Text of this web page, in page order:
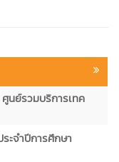
นย์รวมบริการเทค
ะจำปีการศึกษา